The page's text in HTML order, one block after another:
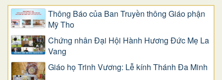
Thông Báo của Ban Truyền thông Giáo phận
Mỹ Tho
Chứng nhân Đại Hội Hành Hương Đức Mẹ La
Vang
Giáo họ Trinh Vương: Lễ kính Thánh Đa Minh